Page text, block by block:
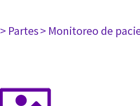
> Partes> Monitoreo de